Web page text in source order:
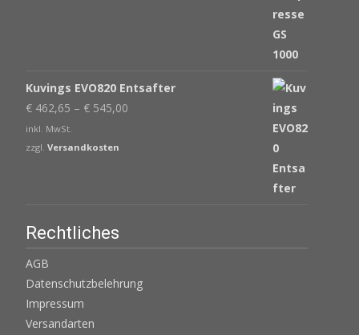
Kuvings EVO820 Entsafter
€ 462,65 – € 545,00
inkl. MwSt.
zzgl. Versandkosten
Rechtliches
AGB
Datenschutzbelehrung
Impressum
Versandarten